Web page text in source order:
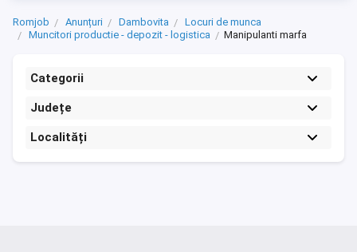
Romjob Anunțuri Dambovita
Locuri de munca
Muncitori productie - depozit - logistica
Manipulanti marfa
Categorii
Județe
Localități